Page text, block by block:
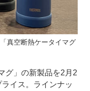
真空断熱ケータイマグ
グ」の新製品を2月2
イス。ラインナッ